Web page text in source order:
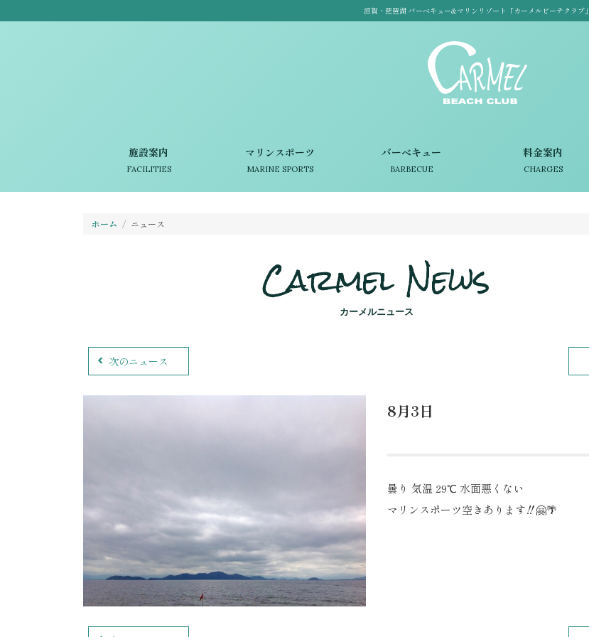
滋賀・琵琶湖 バーベキュー&マリンリゾート「カーメルビーチクラブ」
施設案内
FACILITIES
マリンスポーツ
MARINE SPORTS
バーベキュー
BARBECUE
料金案内
CHARGES
ホーム ニュース
Carmel News
カーメルニュース
次のニュース
8月3日
曇り 気温 29℃ 水面悪くない
マリンスポーツ空きあります‼️🤗🌴